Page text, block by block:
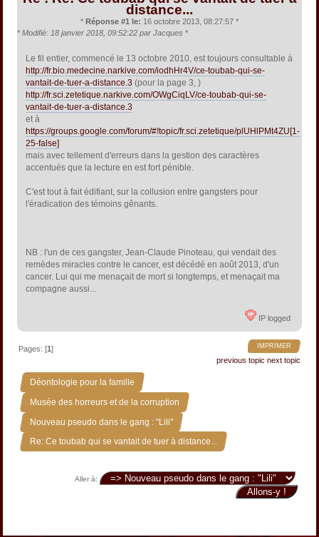
distance...
* Réponse #1 le: 16 octobre 2013, 08:27:57 *
* Modifié: 18 janvier 2018, 09:52:22 par Jacques *
Le fil entier, commencé le 13 octobre 2010, est toujours consultable à
http://fr.bio.medecine.narkive.com/iodhHr4V/ce-toubab-qui-se-
vantait-de-tuer-a-distance.3 (pour la page 3, )
http://fr.sci.zetetique.narkive.com/OWgCiqLV/ce-toubab-qui-se-
vantait-de-tuer-a-distance.3
et à
https://groups.google.com/forum/#!topic/fr.sci.zetetique/plUHlPMt4ZU[1-
25-false]
mais avec tellement d'erreurs dans la gestion des caractères
accentués que la lecture en est fort pénible.
C'est tout à fait édifiant, sur la collusion entre gangsters pour
l'éradication des témoins gênants.
NB : l'un de ces gangster, Jean-Claude Pinoteau, qui vendait des
remèdes miracles contre le cancer, est décédé en août 2013, d'un
cancer. Lui qui me menaçait de mort si longtemps, et menaçait ma
compagne aussi...
IP logged
IMPRIMER
Pages: [1]
previous topic next topic
Déontologie pour la famille »
Musée des horreurs et de la corruption »
Nouveau pseudo dans le gang : "Lili" »
Re: Ce toubab qui se vantait de tuer à distance...
Aller à: